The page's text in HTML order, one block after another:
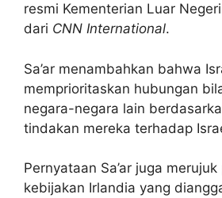
resmi Kementerian Luar
dari CNN International.
Sa’ar menambahkan bahwa
memprioritaskan hubungan
negara-negara lain
tindakan mereka terhadap
Pernyataan Sa’ar juga
kebijakan Irlandia yang